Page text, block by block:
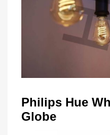
Philips Hue
Globe